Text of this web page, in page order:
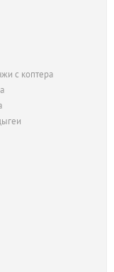
с коптера